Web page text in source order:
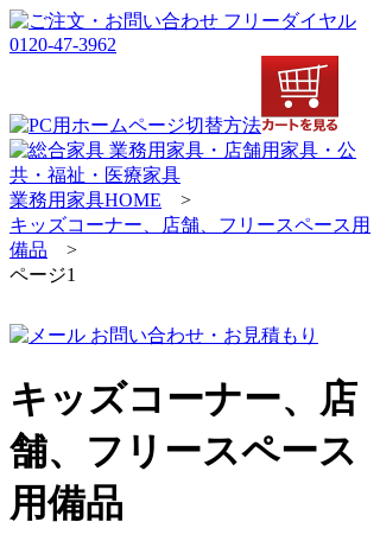
業務用家具HOME >
キッズコーナー、店舗、フリースペース用
備品 >
ページ1
キッズコーナー、店
舗、フリースペース
用備品